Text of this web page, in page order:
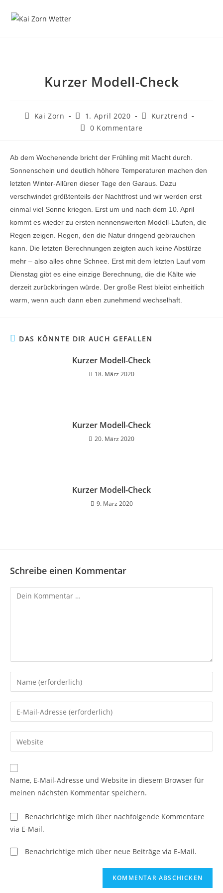
Inhalt
Kurzer Modell-Check
Beitrags-
Kai Zorn
Beitrag
veröffentlicht:
1. April 2020
Beitrags-
Kategorie:
Kurztrend
Beitrags-
0 Kommentare
Ab dem Wochenende bricht der Frühling mit Macht durch.
Sonnenschein und deutlich höhere Temperaturen machen den
letzten Winter-Allüren dieser Tage den Garaus. Dazu
verschwindet größtenteils der Nachtfrost und wir werden erst
einmal viel Sonne kriegen. Erst um und nach dem 10. April
kommt es wieder zu ersten nennenswerten Modell-Läufen, die
Regen zeigen. Regen, den die Natur dringend gebrauchen
kann. Die letzten Berechnungen zeigten auch keine Abstürze
mehr – also alles ohne Schnee. Erst mit dem letzten Lauf vom
Dienstag gibt es eine einzige Berechnung, die die Kälte wie
derzeit zurückbringen würde. Der große Rest bleibt einheitlich
warm, wenn auch dann eben zunehmend wechselhaft.
DAS KÖNNTE DIR AUCH GEFALLEN
Kurzer Modell-Check
18. März 2020
Kurzer Modell-Check
20. März 2020
Kurzer Modell-Check
9. März 2020
Schreibe einen Kommentar
Kommentar
Gib
deinen
Namen
oder
zum
Kommentieren
ein
Gib
deine
E-
Mail-
zum
Kommentieren
ein
Gib
deine
Website-
URL
Name, E-Mail-Adresse und Website in diesem Browser für
meinen nächsten Kommentar speichern.
Benachrichtige mich über nachfolgende Kommentare
via E-Mail.
Benachrichtige mich über neue Beiträge via E-Mail.